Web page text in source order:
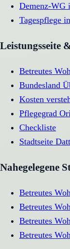
Demenz-WG
Tagespflege in
Leistungsseite
Betreutes
Bundesland
Kosten
Pflegegrad
Checkliste
Stadtseite
Nahegelegene
Betreutes
Betreutes
Betreutes
Betreutes